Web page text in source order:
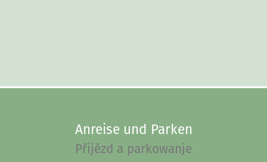
Anreise und Parken
Přijězd a parkowanje